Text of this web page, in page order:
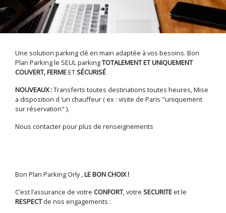
Une solution parking clé en main adaptée à vos besoins. Bon
Plan Parking le SEUL parkingTOTALEMENT ET UNIQUEMENT
COUVERT, FERMEETSÉCURISÉ
NOUVEAUX :Transferts toutes destinations toutes heures, Mise
a disposition d ‘un chauffeur ( ex : visite de Paris "uniquement
sur réservation" ).
Nous contacter pour plus de renseignements
Bon Plan Parking Orly ,LE BON CHOIX !
C’est l’assurance de votre CONFORT, votre SECURITE et le
RESPECTde nos engagements :